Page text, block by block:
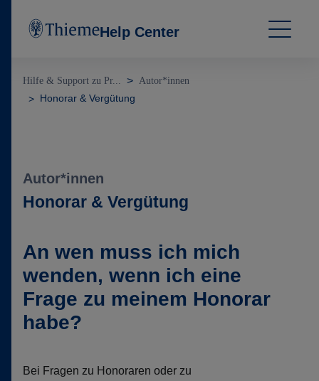
Help Center
Hilfe & Support zu Pr... Autor*innen
Honorar & Vergütung
Autor*innen
Honorar & Vergütung
An wen muss ich mich
wenden, wenn ich eine
Frage zu meinem Honorar
habe?
Bei Fragen zu Honoraren oder zu